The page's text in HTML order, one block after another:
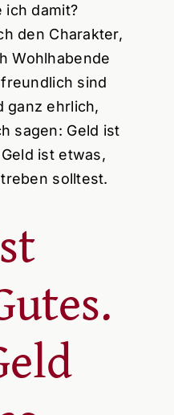
ich damit?
den Charakter,
Wohlhabende
sind
ganz ehrlich,
sagen: Geld ist
ist etwas,
solltest.